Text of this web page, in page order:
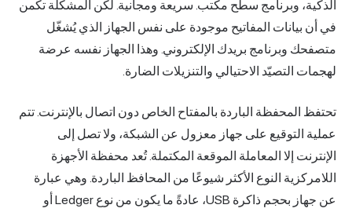
الذكية، وبرنامج سطح مكتب. سريعة ومجانية. لكن المشكلة تكمن
في أن بيانات المفاتيح موجودة على نفس الجهاز الذي يُشغّل
متصفحك وبرنامج بريدك الإلكتروني. وهذا الجهاز نفسه عرضة
لهجمات التصيّد الاحتيالي والتنزيلات الضارة.
تحتفظ المحفظة الباردة بالمفتاح الخاص دون اتصال بالإنترنت. تتم
عملية التوقيع على جهاز معزول عن الشبكة، ولا تصل إلى
الإنترنت إلا المعاملة الموقعة المكتملة. تُعد محفظة الأجهزة
اللامركزية النوع الأكثر شيوعًا من المحافظ الباردة. وهي عبارة
عن جهاز بحجم ذاكرة USB، عادةً ما يكون من نوع Ledger أو